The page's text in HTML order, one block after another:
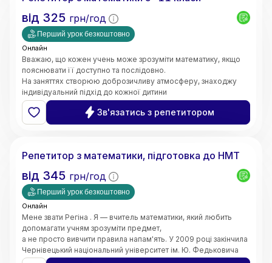
Приклади(наочний розбір) ➡️
(до
повної впевненості учня).
від 325 грн/год
Перший урок безкоштовно
Онлайн
Вважаю, що кожен учень може зрозуміти математику, якщо
пояснювати її доступно та послідовно.
На заняттях створюю доброзичливу атмосферу, знаходжу
індивідуальний підхід до кожної дитини
та пояснюю навіть складні теми простими словами. Моє
завдання — не лише допомогти отримати високі оцінки,
а й сформувати логічне мислення, впевненість у власних
математики в закладі загальної середньої освіти.
учнями. Працюю з учнями 5–11 класів,
допомагаю покращити знання, ліквідувати прогалини,
підготуватися до контрольних робіт та інших видів
оцінювання.
Зв'язатись з репетитором
Репетитор з математики, підготовка до НМТ
від 345 грн/год
Перший урок безкоштовно
Онлайн
Мене звати Регіна . Я — вчитель математики, який любить
допомагати учням зрозуміти предмет,
а не просто вивчити правила напам'ять. У 2009 році закінчила
Чернівецький національний університет ім. Ю. Федьковича
та 2020 Університет менеджменту освіти м. Київ здобула